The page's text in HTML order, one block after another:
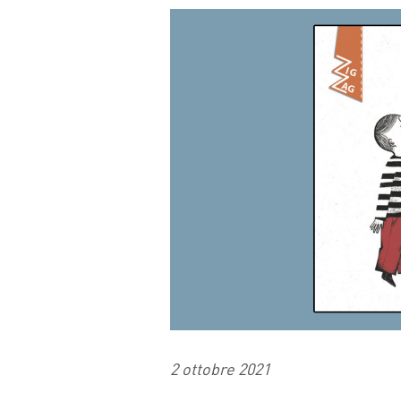
FACEBOOK
TWITTER
WHATSAPP
MAIL
2 ottobre 2021